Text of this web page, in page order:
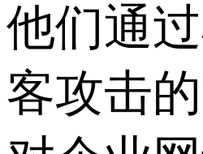
他们通
客攻击的